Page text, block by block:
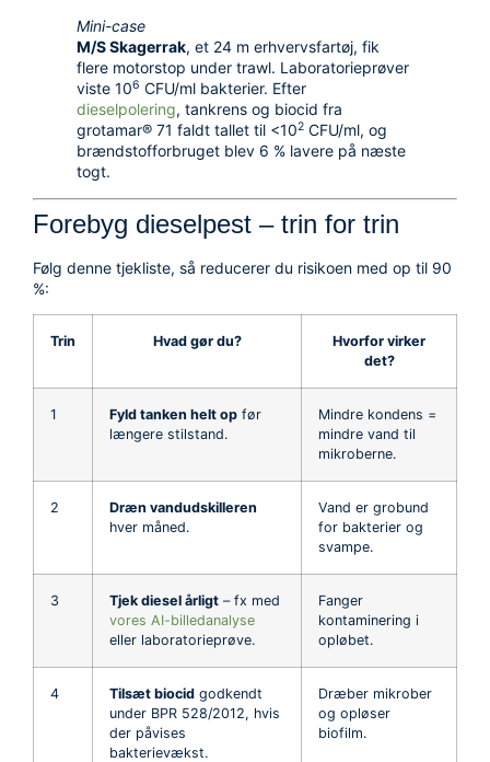
Mini-case
M/S Skagerrak, et 24 m erhvervsfartøj, fik
flere motorstop under trawl. Laboratorieprøver
viste 106 CFU/ml bakterier. Efter
dieselpolering, tankrens og biocid fra
grotamar® 71 faldt tallet til <102 CFU/ml, og
brændstofforbruget blev 6 % lavere på næste
togt.
Forebyg dieselpest – trin for trin
Følg denne tjekliste, så reducerer du risikoen med op til 90
%:
Trin Hvad gør du?
Hvorfor virker
det?
1 Fyld tanken helt op før
længere stilstand.
Mindre kondens =
mindre vand til
mikroberne.
2
Dræn vandudskilleren
hver måned.
Vand er grobund
for bakterier og
svampe.
3 Tjek diesel årligt – fx med
vores AI-billedanalyse
eller laboratorieprøve.
Fanger
kontaminering i
opløbet.
4 Tilsæt biocid godkendt
under BPR 528/2012, hvis
der påvises
bakterievækst.
Dræber mikrober
og opløser
biofilm.